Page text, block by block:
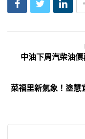
中油下周汽柴油
菜福里新氣象！塗慧